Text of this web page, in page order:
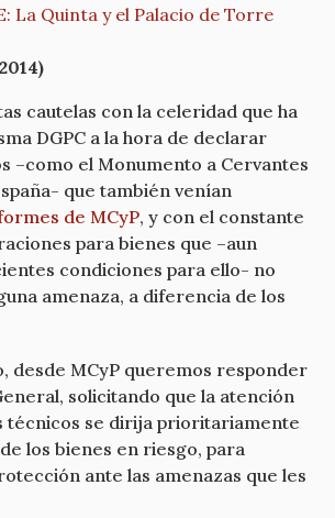
La Quinta y el Palacio de Torre
cautelas con la celeridad que ha
DGPC a la hora de declarar
–como el Monumento a Cervantes
que también venían
de MCyP, y con el constante
para bienes que –aun
condiciones para ello- no
amenaza, a diferencia de los
desde MCyP queremos responder
solicitando que la atención
técnicos se dirija prioritariamente
los bienes en riesgo, para
ante las amenazas que les